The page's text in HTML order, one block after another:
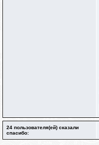
24 пользователя(ей) сказали
cпасибо: